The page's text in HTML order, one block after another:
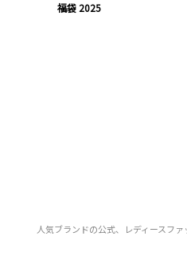
福袋 2025
人気ブランドの公式、レディースフ